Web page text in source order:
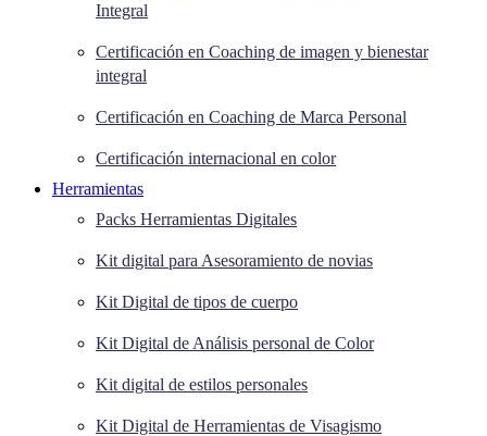
Integral
Certificación en Coaching de imagen y bienestar
integral
Certificación en Coaching de Marca Personal
Certificación internacional en color
Herramientas
Packs Herramientas Digitales
Kit digital para Asesoramiento de novias
Kit Digital de tipos de cuerpo
Kit Digital de Análisis personal de Color
Kit digital de estilos personales
Kit Digital de Herramientas de Visagismo